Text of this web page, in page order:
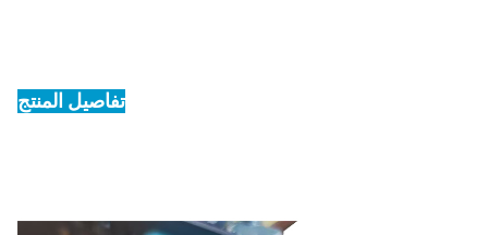
تفاصيل المنتج